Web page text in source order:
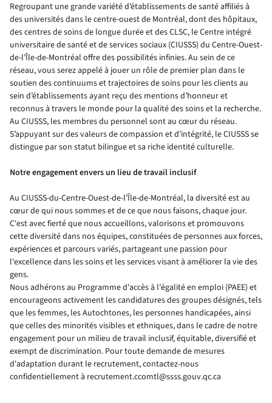
Regroupant une grande variété d’établissements de santé affiliés à
des universités dans le centre-ouest de Montréal, dont des hôpitaux,
des centres de soins de longue durée et des CLSC, le Centre intégré
universitaire de santé et de services sociaux (CIUSSS) du Centre-Ouest-
de-l’Île-de-Montréal offre des possibilités infinies. Au sein de ce
réseau, vous serez appelé à jouer un rôle de premier plan dans le
soutien des continuums et trajectoires de soins pour les clients au
sein d’établissements ayant reçu des mentions d’honneur et
reconnus à travers le monde pour la qualité des soins et la recherche.
Au CIUSSS, les membres du personnel sont au cœur du réseau.
S’appuyant sur des valeurs de compassion et d’intégrité, le CIUSSS se
distingue par son statut bilingue et sa riche identité culturelle.
Notre engagement envers un lieu de travail inclusif
Au CIUSSS-du-Centre-Ouest-de-l'Île-de-Montréal, la diversité est au
cœur de qui nous sommes et de ce que nous faisons, chaque jour.
C'est avec fierté que nous accueillons, valorisons et promouvons
cette diversité dans nos équipes, constituées de personnes aux forces,
expériences et parcours variés, partageant une passion pour
l'excellence dans les soins et les services visant à améliorer la vie des
gens.
Nous adhérons au Programme d'accès à l'égalité en emploi (PAEE) et
encourageons activement les candidatures des groupes désignés, tels
que les femmes, les Autochtones, les personnes handicapées, ainsi
que celles des minorités visibles et ethniques, dans le cadre de notre
engagement pour un milieu de travail inclusif, équitable, diversifié et
exempt de discrimination. Pour toute demande de mesures
d'adaptation durant le recrutement, contactez-nous
confidentiellement à recrutement.ccomtl@ssss.gouv.qc.ca